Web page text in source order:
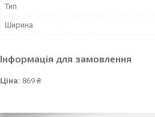
Тип
Ширина
Інформація для замовлення
Ціна: 869 ₴